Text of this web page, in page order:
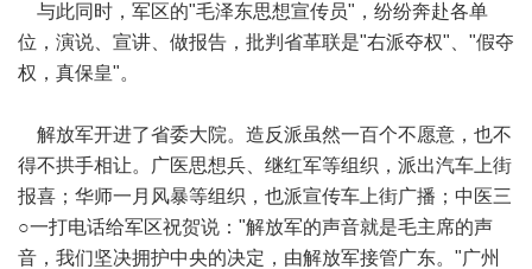
与此同时，军区的"毛泽东思想宣传员"，纷纷奔赴各单
位，演说、宣讲、做报告，批判省革联是"右派夺权"、"假夺
权，真保皇"。
解放军开进了省委大院。造反派虽然一百个不愿意，也不
得不拱手相让。广医思想兵、继红军等组织，派出汽车上街
报喜；华师一月风暴等组织，也派宣传车上街广播；中医三
○一打电话给军区祝贺说："解放军的声音就是毛主席的声
音，我们坚决拥护中央的决定，由解放军接管广东。"广州